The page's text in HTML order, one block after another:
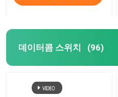
데이터콤 스위치 (96)